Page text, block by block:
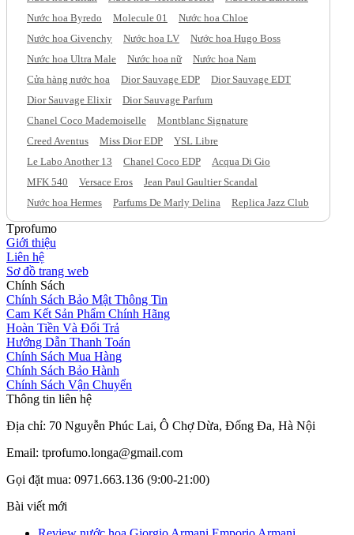
Nước hoa Byredo
Molecule 01
Nước hoa Chloe
Nước hoa Givenchy
Nước hoa LV
Nước hoa Hugo Boss
Nước hoa Ultra Male
Nước hoa nữ
Nước hoa Nam
Cửa hàng nước hoa
Dior Sauvage EDP
Dior Sauvage EDT
Dior Sauvage Elixir
Dior Sauvage Parfum
Chanel Coco Mademoiselle
Montblanc Signature
Creed Aventus
Miss Dior EDP
YSL Libre
Le Labo Another 13
Chanel Coco EDP
Acqua Di Gio
MFK 540
Versace Eros
Jean Paul Gaultier Scandal
Nước hoa Hermes
Parfums De Marly Delina Replica Jazz Club
Tprofumo
Giới thiệu
Liên hệ
Sơ đồ trang web
Chính Sách
Chính Sách Bảo Mật Thông Tin
Cam Kết Sản Phẩm Chính Hãng
Hoàn Tiền Và Đổi Trả
Hướng Dẫn Thanh Toán
Chính Sách Mua Hàng
Chính Sách Bảo Hành
Chính Sách Vận Chuyển
Thông tin liên hệ
Địa chỉ: 70 Nguyễn Phúc Lai, Ô Chợ Dừa, Đống Đa, Hà Nội
Email: tprofumo.longa@gmail.com
Gọi đặt mua: 0971.663.136 (9:00-21:00)
Bài viết mới